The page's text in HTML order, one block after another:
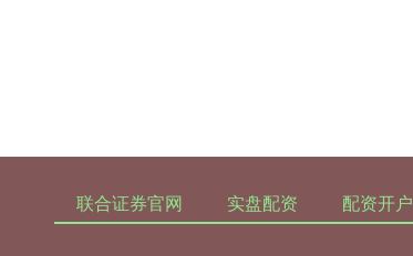
联合证券官网 实盘配资 配资开户